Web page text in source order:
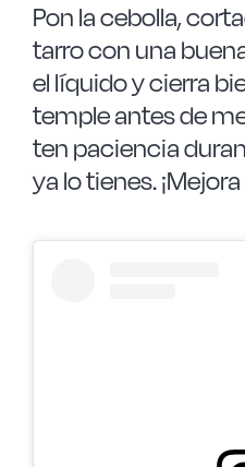
Pon la cebolla,
tarro con una
el líquido y cierra
temple antes de
ten paciencia
ya lo tienes.